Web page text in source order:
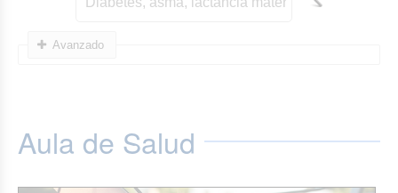
Avanzado
Aula de Salud